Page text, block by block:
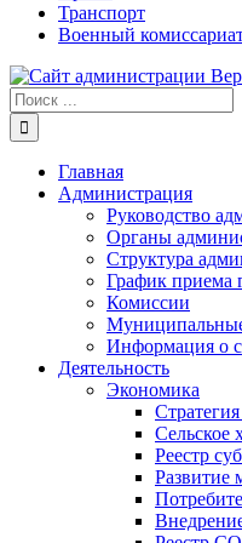
Транспорт
Военный
Результат
поиска:
Главная
Администрация
Руководство
Органы
Структура
График приема
Комиссии
Информация о
Деятельность
Экономика
Сельское
Реестр
Развитие